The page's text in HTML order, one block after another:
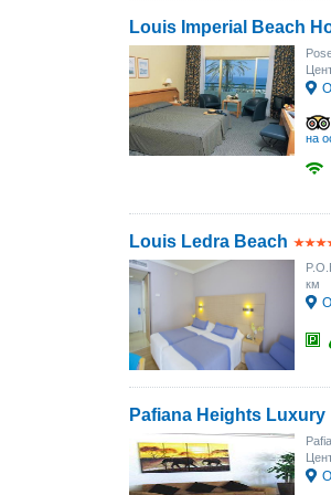
Louis Imperial Beach
на
Louis Ledra Beach
км
Pafiana Heights Luxury